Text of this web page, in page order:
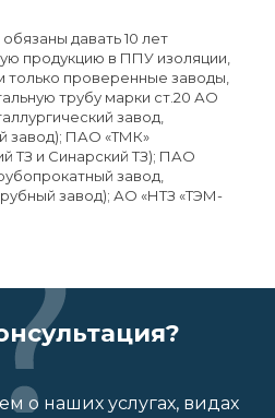
давать 10 лет
продукцию в ППУ изоляции,
только проверенные заводы,
трубу марки ст.20 АО
завод,
завод); ПАО «ТМК»
ТЗ и Синарский ТЗ); ПАО
завод,
завод); АО «НТЗ «ТЭМ-
о наших услугах, видах